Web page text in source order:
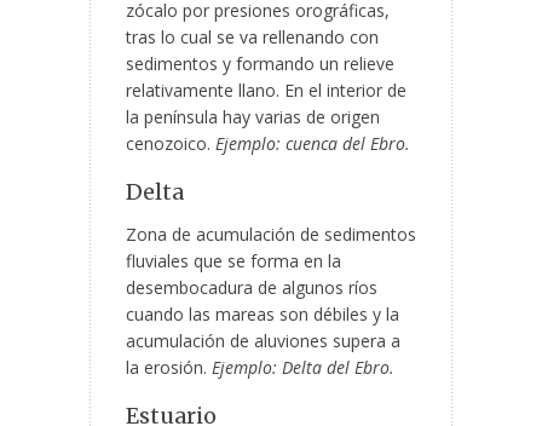
zócalo por presiones orográficas,
tras lo cual se va rellenando con
sedimentos y formando un relieve
relativamente llano. En el interior de
la península hay varias de origen
cenozoico. Ejemplo: cuenca del Ebro.
Delta
Zona de acumulación de sedimentos
fluviales que se forma en la
desembocadura de algunos ríos
cuando las mareas son débiles y la
acumulación de aluviones supera a
la erosión. Ejemplo: Delta del Ebro.
Estuario